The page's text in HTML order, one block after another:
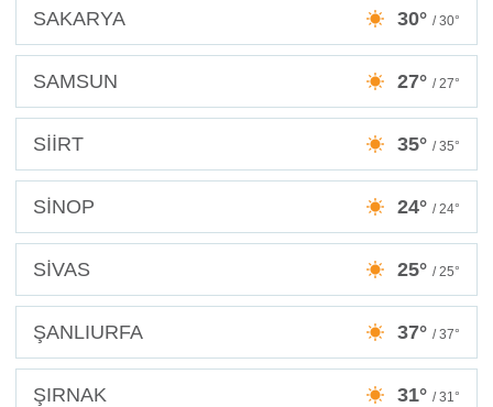
SAKARYA 30° / 30°
SAMSUN 27° / 27°
SİİRT 35° / 35°
SİNOP 24° / 24°
SİVAS 25° / 25°
ŞANLIURFA 37° / 37°
ŞIRNAK 31° / 31°